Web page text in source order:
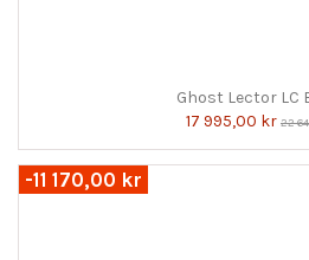
Ghost Lector LC
17 995,00 kr 22
-11 170,00 kr